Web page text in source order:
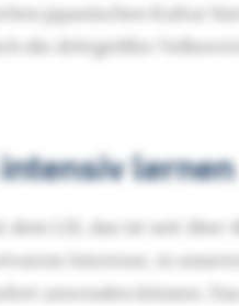
japanischen Kultur
die drittgrößte
lernen
dem LSI, das ist seit über
Interesse, in
anwenden können.